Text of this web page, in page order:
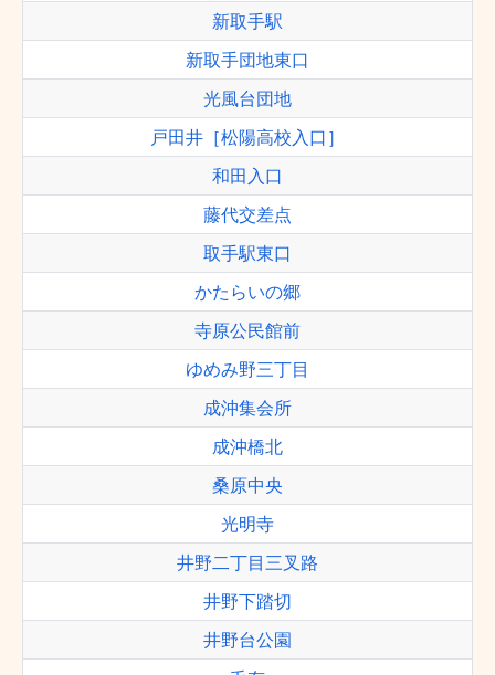
新取手駅
新取手団地東口
光風台団地
戸田井［松陽高校入口］
和田入口
藤代交差点
取手駅東口
かたらいの郷
寺原公民館前
ゆめみ野三丁目
成沖集会所
成沖橋北
桑原中央
光明寺
井野二丁目三叉路
井野下踏切
井野台公園